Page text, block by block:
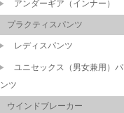
アンダーギア（インナー）
プラクティスパンツ
レディスパンツ
ユニセックス（男女兼用）パ
ンツ
ウインドブレーカー